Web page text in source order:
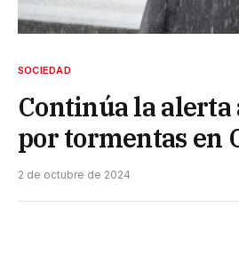
SOCIEDAD
Continúa la
por tormentas en
2 de octubre de 2024